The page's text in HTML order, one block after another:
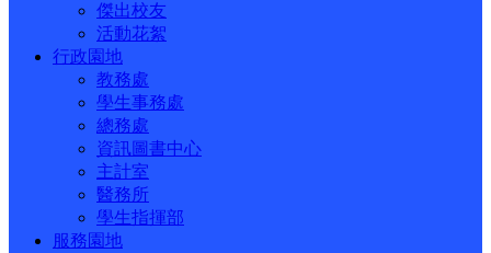
傑出校友
活動花絮
行政園地
教務處
學生事務處
總務處
資訊圖書中心
主計室
醫務所
學生指揮部
服務園地